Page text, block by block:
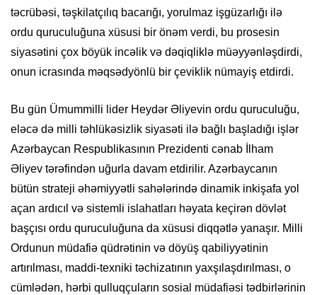
təcrübəsi, təşkilatçılıq bacarığı, yorulmaz işgüzarlığı ilə
ordu quruculuğuna xüsusi bir önəm verdi, bu prosesin
siyasətini çox böyük incəlik və dəqiqliklə müəyyənləşdirdi,
onun icrasında məqsədyönlü bir çeviklik nümayiş etdirdi.
Bu gün Ümummilli lider Heydər Əliyevin ordu quruculuğu,
eləcə də milli təhlükəsizlik siyasəti ilə bağlı başladığı işlər
Azərbaycan Respublikasının Prezidenti cənab İlham
Əliyev tərəfindən uğurla davam etdirilir. Azərbaycanın
bütün strateji əhəmiyyətli sahələrində dinamik inkişafa yol
açan ardıcıl və sistemli islahatları həyata keçirən dövlət
başçısı ordu quruculuğuna da xüsusi diqqətlə yanaşır. Milli
Ordunun müdafiə qüdrətinin və döyüş qabiliyyətinin
artırılması, maddi-texniki təchizatının yaxşılaşdırılması, o
cümlədən, hərbi qulluqçuların sosial müdafiəsi tədbirlərinin